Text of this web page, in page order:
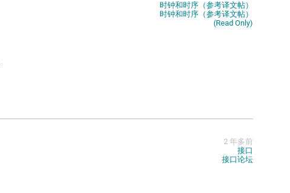
时钟和时序（参考译文帖）
时钟和时序（参考译文帖）
(Read Only)
2 年多前
接口
接口论坛